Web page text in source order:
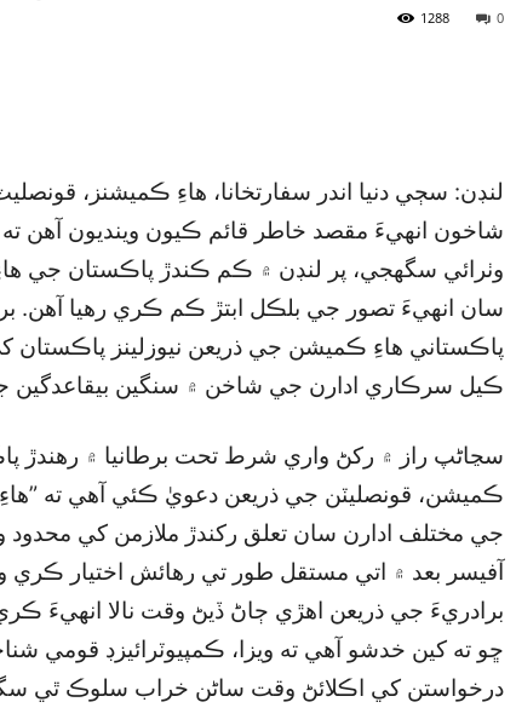
0
1288
لنڊن: سڄي دنيا اندر سفارتخانا، هاءِ ڪميشنز،
شاخون انهيءَ مقصد خاطر قائم ڪيون وينديون
وٺرائي سگھجي، پر لنڊن ۾ ڪم ڪندڙ پاڪستان جي
سان انهيءَ تصور جي بلڪل ابتڙ ڪم ڪري رهيا آهن.
پاڪستاني هاءِ ڪميشن جي ذريعن نيوزلينز پاڪستان
ڪيل سرڪاري ادارن جي شاخن ۾ سنگين
سڃاڻپ راز ۾ رکڻ واري شرط تحت برطانيا ۾ رهندڙ
ڪميشن، قونصليٽن جي ذريعن دعويٰ ڪئي آهي ته
جي مختلف ادارن سان تعلق رکندڙ ملازمن کي محدود
آفيسر بعد ۾ اتي مستقل طور تي رهائش اختيار ڪري
برادريءَ جي ذريعن اهڙي ڄاڻ ڏيڻ وقت نالا انهيءَ
ڇو ته کين خدشو آهي ته ويزا، ڪمپيوٽرائيزڊ قومي
درخواستن کي اڪلائڻ وقت ساڻن خراب سلوڪ ٿي